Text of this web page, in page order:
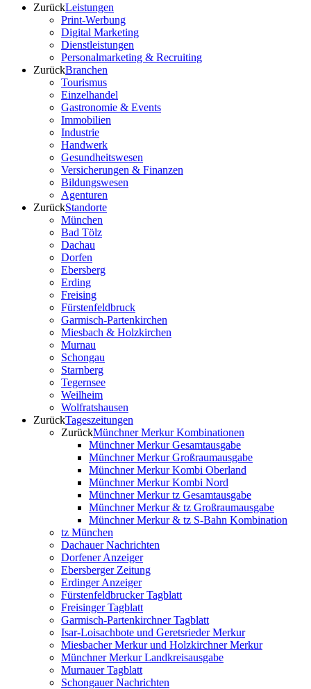
ZurückLeistungen
Print-Werbung
Digital Marketing
Dienstleistungen
Personalmarketing & Recruiting
ZurückBranchen
Tourismus
Einzelhandel
Gastronomie & Events
Immobilien
Industrie
Handwerk
Gesundheitswesen
Versicherungen & Finanzen
Bildungswesen
Agenturen
ZurückStandorte
München
Bad Tölz
Dachau
Dorfen
Ebersberg
Erding
Freising
Fürstenfeldbruck
Garmisch-Partenkirchen
Miesbach & Holzkirchen
Murnau
Schongau
Starnberg
Tegernsee
Weilheim
Wolfratshausen
ZurückTageszeitungen
ZurückMünchner Merkur Kombinationen
Münchner Merkur Gesamtausgabe
Münchner Merkur Großraumausgabe
Münchner Merkur Kombi Oberland
Münchner Merkur Kombi Nord
Münchner Merkur tz Gesamtausgabe
Münchner Merkur & tz Großraumausgabe
Münchner Merkur & tz S-Bahn Kombination
tz München
Dachauer Nachrichten
Dorfener Anzeiger
Ebersberger Zeitung
Erdinger Anzeiger
Fürstenfeldbrucker Tagblatt
Freisinger Tagblatt
Garmisch-Partenkirchner Tagblatt
Isar-Loisachbote und Geretsrieder Merkur
Miesbacher Merkur und Holzkirchner Merkur
Münchner Merkur Landkreisausgabe
Murnauer Tagblatt
Schongauer Nachrichten